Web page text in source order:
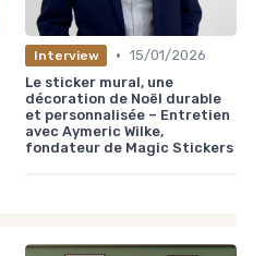
Interview • 15/01/2026
Le sticker mural, une
décoration de Noël durable
et personnalisée – Entretien
avec Aymeric Wilke,
fondateur de Magic Stickers